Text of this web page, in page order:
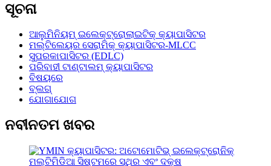
ସୂଚନା
ଆଲୁମିନିୟମ୍ ଇଲେକ୍ଟ୍ରୋଲାଇଟିକ୍ କ୍ୟାପାସିଟର
ମଲ୍ଟିଲେୟର ସେରାମିକ୍ କ୍ୟାପାସିଟର-MLCC
ସୁପରକାପାସିଟର (EDLC)
ପରିବାହୀ ଟାଣ୍ଟାଲମ୍ କ୍ୟାପାସିଟର
ବିଷୟରେ
ବ୍ଲଗ୍
ଯୋଗାଯୋଗ
ନବୀନତମ ଖବର